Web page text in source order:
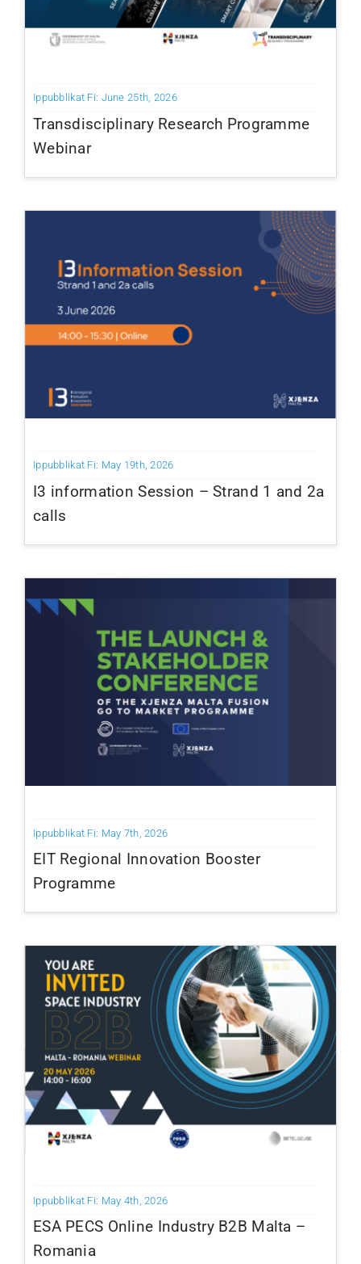
Ippubblikat Fi: June 25th, 2026
Transdisciplinary Research Programme
Webinar
Ippubblikat Fi: May 19th, 2026
I3 information Session – Strand 1 and 2a
calls
Ippubblikat Fi: May 7th, 2026
EIT Regional Innovation Booster
Programme
Ippubblikat Fi: May 4th, 2026
ESA PECS Online Industry B2B Malta –
Romania